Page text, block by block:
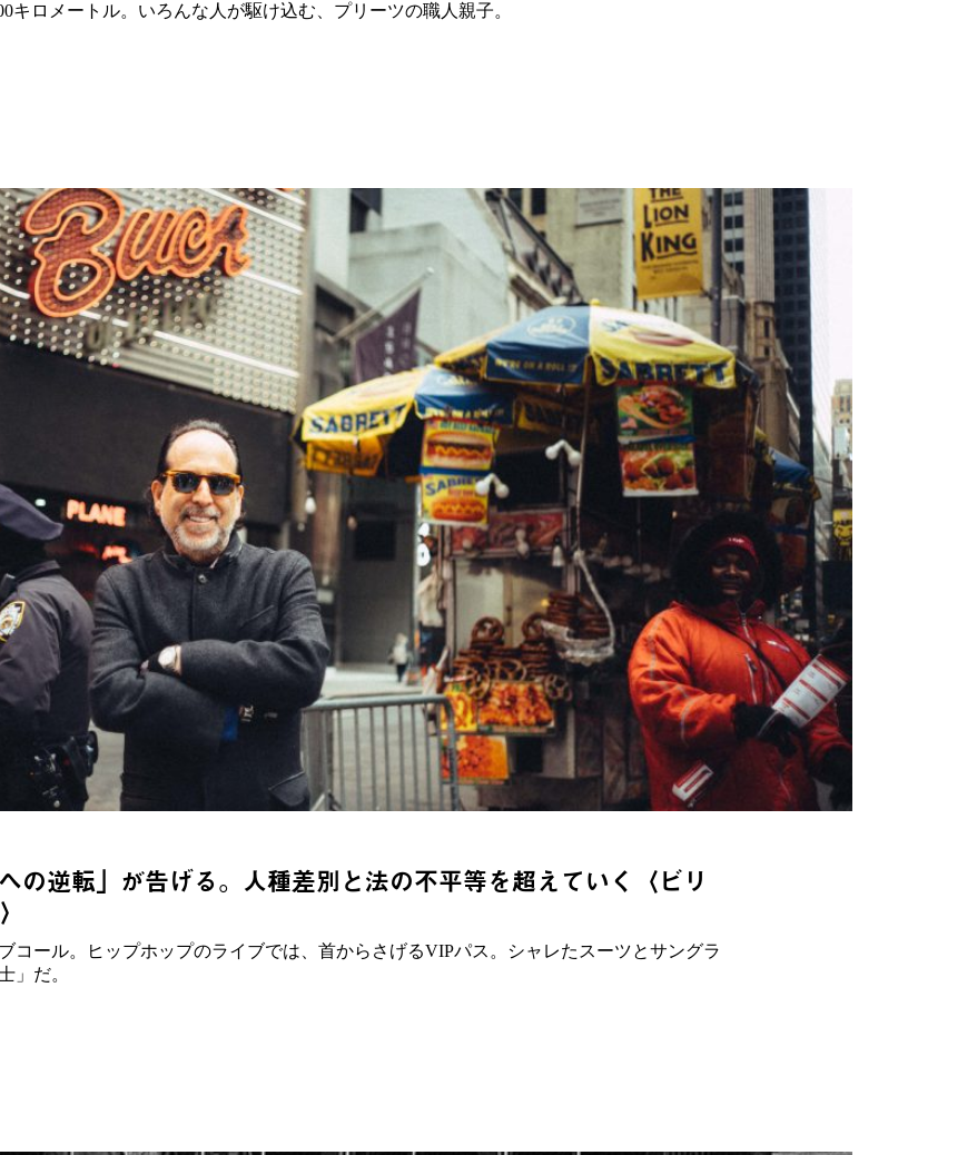
キロメートル。いろんな人が駆け込む、プリーツの職人親子。
の逆転」が告げる。人種差別と法の不平等を超えていく〈ビリ
コール。ヒップホップのライブでは、首からさげるVIPパス。シャレたスーツとサングラ
」だ。